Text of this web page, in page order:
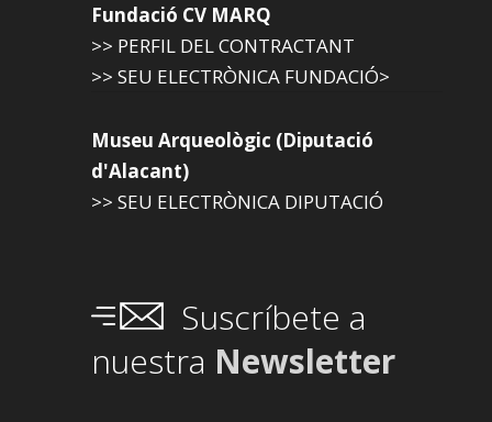
Fundació CV MARQ
>> PERFIL DEL CONTRACTANT
>> SEU ELECTRÒNICA FUNDACIÓ>
Museu Arqueològic (Diputació
d'Alacant)
>> SEU ELECTRÒNICA DIPUTACIÓ
Suscríbete a
nuestra Newsletter